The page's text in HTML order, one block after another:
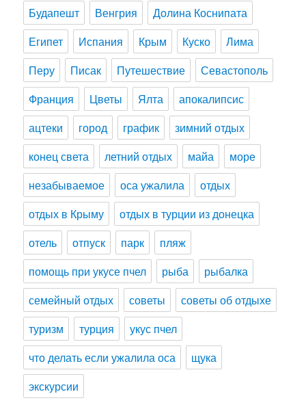
Будапешт Венгрия
Долина Коснипата
Египет
Испания Крым Куско
Лима
Перу
Писак Путешествие
Севастополь
Франция
Цветы Ялта
апокалипсис
ацтеки
город график
зимний отдых
конец света
летний отдых майа
море
незабываемое
оса ужалила
отдых
отдых в Крыму
отдых в турции из донецка
отель
отпуск парк
пляж
помощь при укусе пчел
рыба
рыбалка
семейный отдых
советы
советы об отдыхе
туризм
турция
укус пчел
что делать если ужалила оса
щука
экскурсии